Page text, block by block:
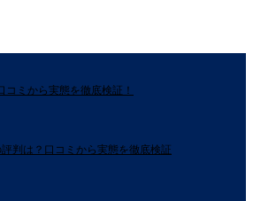
ミから実態を徹底検証！
判は？口コミから実態を徹底検証